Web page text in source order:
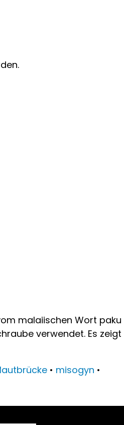
malaiischen Wort
verwendet. Es
• misogyn •